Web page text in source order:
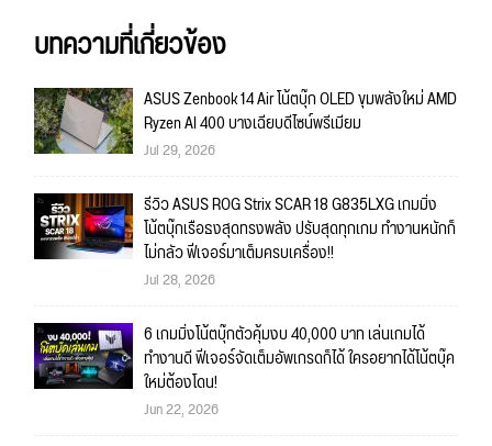
บทความที่เกี่ยวข้อง
ASUS Zenbook 14 Air โน้ตบุ๊ก OLED ขุมพลังใหม่ AMD
Ryzen AI 400 บางเฉียบดีไซน์พรีเมียม
Jul 29, 2026
รีวิว ASUS ROG Strix SCAR 18 G835LXG เกมมิ่ง
โน้ตบุ๊กเรือธงสุดทรงพลัง ปรับสุดทุกเกม ทำงานหนักก็
ไม่กลัว ฟีเจอร์มาเต็มครบเครื่อง!!
Jul 28, 2026
6 เกมมิ่งโน้ตบุ๊กตัวคุ้มงบ 40,000 บาท เล่นเกมได้
ทำงานดี ฟีเจอร์จัดเต็มอัพเกรดก็ได้ ใครอยากได้โน้ตบุ๊ค
ใหม่ต้องโดน!
Jun 22, 2026